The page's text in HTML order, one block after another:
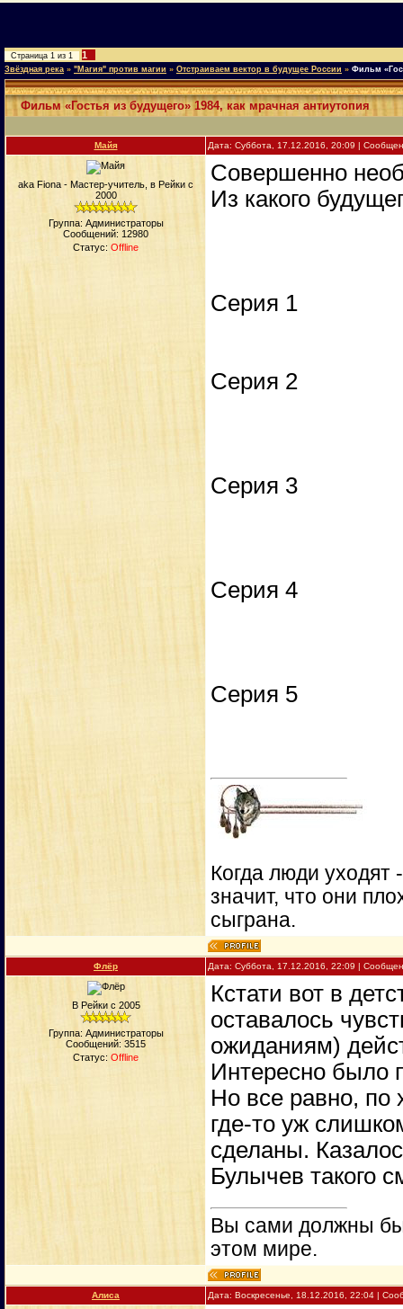
Страница 1 из 1 1
Звёздная река » "Магия" против магии » Отстраиваем вектор в будущее России » Фильм
Фильм «Гостья из будущего» 1984, как мрачная антиутопия
Майя Дата: Суббота, 17.12.2016, 20:09 |
aka Fiona - Мастер-учитель, в Рейки с
2000
Группа: Администраторы
Сообщений: 12980
Статус: Offline
Совершенно
Из какого
Серия 1
Серия 2
Серия 3
Серия 4
Серия 5
Когда люди уходят
значит, что они
сыграна.
Флёр Дата: Суббота, 17.12.2016, 22:09 |
В Рейки с 2005
Группа: Администраторы
Сообщений: 3515
Статус: Offline
Кстати вот в
оставалось
ожиданиям)
Интересно было
Но все равно, по
где-то уж
сделаны.
Булычев такого
Вы сами должны
этом мире.
Алиса Дата: Воскресенье, 18.12.2016, 22:04 |